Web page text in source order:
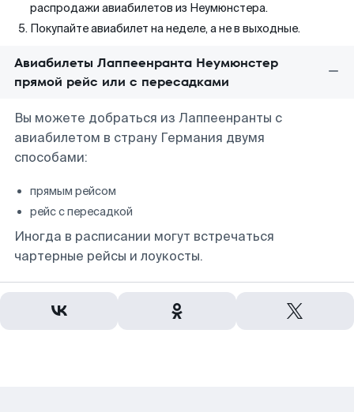
распродажи авиабилетов из Неумюнстера.
Покупайте авиабилет на неделе, а не в выходные.
Авиабилеты Лаппеенранта Неумюнстер
прямой рейс или с пересадками
Вы можете добраться из Лаппеенранты с
авиабилетом в страну Германия двумя
способами:
прямым рейсом
рейс с пересадкой
Иногда в расписании могут встречаться
чартерные рейсы и лоукосты.